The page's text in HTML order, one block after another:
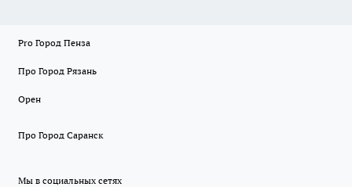
Pro Город Пенза
Про Город Рязань
Орен
Про Город Саранск
Мы в социальных сетях